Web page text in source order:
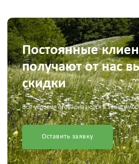
Постоянные
получают от нас
скидки
Все условия оговариваются в
Оставить заявку